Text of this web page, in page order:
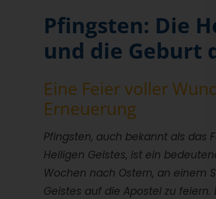
Pfingsten: Die
und die Geburt
Eine Feier voller
Erneuerung
Pfingsten, auch bekannt als das
Heiligen Geistes, ist ein
Wochen nach Ostern, an einem
Geistes auf die Apostel zu feiern.